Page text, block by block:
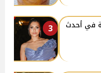
3
في أحدث